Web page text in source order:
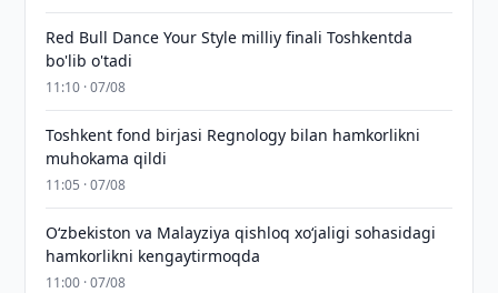
Red Bull Dance Your Style milliy finali Toshkentda
bo'lib o'tadi
11:10 · 07/08
Toshkent fond birjasi Regnology bilan hamkorlikni
muhokama qildi
11:05 · 07/08
Oʻzbekiston va Malayziya qishloq xoʻjaligi sohasidagi
hamkorlikni kengaytirmoqda
11:00 · 07/08